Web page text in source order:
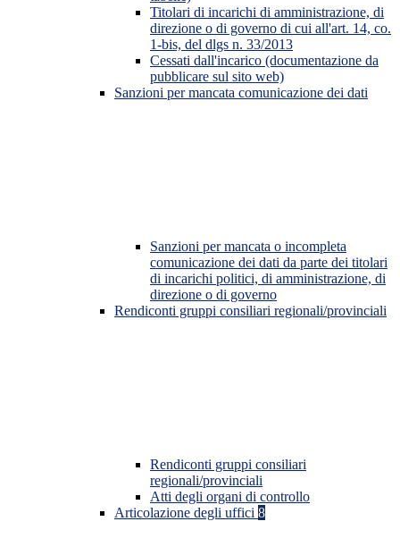
Titolari di incarichi di amministrazione, di
direzione o di governo di cui all'art. 14, co.
1-bis, del dlgs n. 33/2013
Cessati dall'incarico (documentazione da
pubblicare sul sito web)
Sanzioni per mancata comunicazione dei dati
Sanzioni per mancata o incompleta
comunicazione dei dati da parte dei titolari
di incarichi politici, di amministrazione, di
direzione o di governo
Rendiconti gruppi consiliari regionali/provinciali
Rendiconti gruppi consiliari
regionali/provinciali
Atti degli organi di controllo
Articolazione degli uffici 8